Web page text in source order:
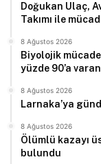
Doğukan Ulaç,
Takımı ile
8 Ağustos 2026
Biyolojik
yüzde 90’a
8 Ağustos 2026
Larnaka’ya
8 Ağustos 2026
Ölümlü kazayı
bulundu